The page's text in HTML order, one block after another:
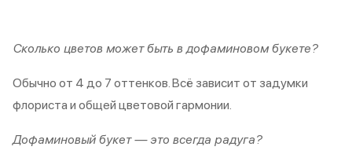
Сколько цветов может быть в дофаминовом букете?
Обычно от 4 до 7 оттенков. Всё зависит от задумки
флориста и общей цветовой гармонии.
Дофаминовый букет — это всегда радуга?